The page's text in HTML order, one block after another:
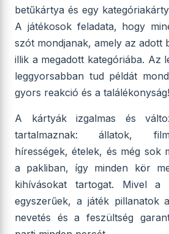
betűkártya és egy
A játékosok feladata, hogy
szót mondjanak, amely az adott
illik a megadott kategóriába. Az
leggyorsabban tud példát
gyors reakció és a találékonyság!
A kártyák izgalmas és
tartalmaznak: állatok,
hírességek, ételek, és még sok
a pakliban, így minden kör
kihívásokat tartogat. Mivel a
egyszerűek, a játék pillanatok
nevetés és a feszültség